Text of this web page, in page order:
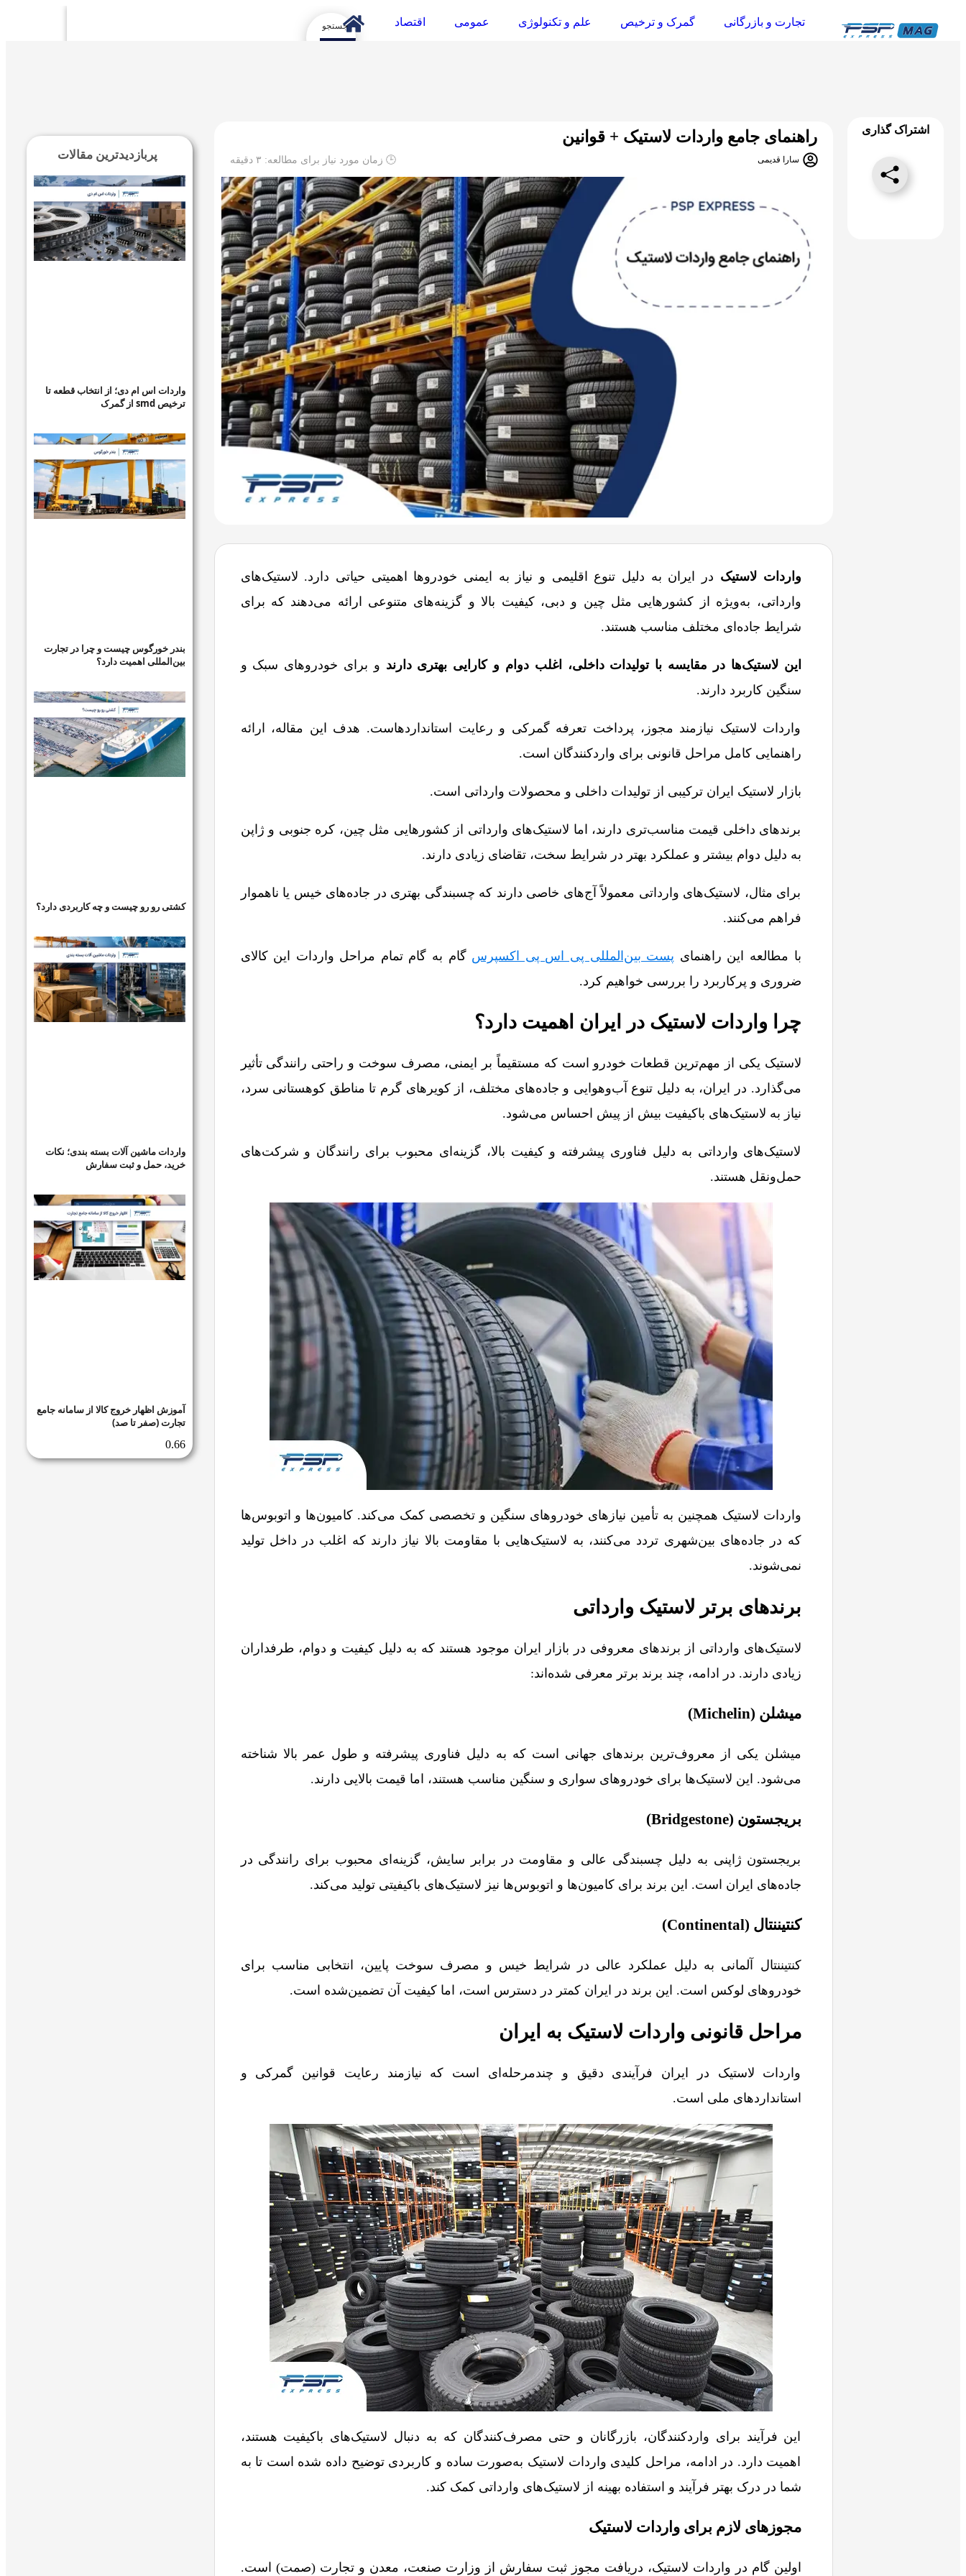
تجارت و بازرگانی گمرک و ترخیص علم و تکنولوژی عمومی اقتصاد
اشتراک گذاری راهنمای جامع واردات لاستیک + قوانین
سارا قدیمی 🕒 زمان مورد نیاز برای مطالعه: ۳ دقیقه
واردات لاستیک در ایران به دلیل تنوع اقلیمی و نیاز به ایمنی خودروها اهمیتی حیاتی دارد. لاستیک‌های
وارداتی، به‌ویژه از کشورهایی مثل چین و دبی، کیفیت بالا و گزینه‌های متنوعی ارائه می‌دهند که برای
شرایط جاده‌ای مختلف مناسب هستند.
این لاستیک‌ها در مقایسه با تولیدات داخلی، اغلب دوام و کارایی بهتری دارند و برای خودروهای سبک و
سنگین کاربرد دارند.
واردات لاستیک نیازمند مجوز، پرداخت تعرفه گمرکی و رعایت استانداردهاست. هدف این مقاله، ارائه
راهنمایی کامل مراحل قانونی برای واردکنندگان است.
بازار لاستیک ایران ترکیبی از تولیدات داخلی و محصولات وارداتی است.
برندهای داخلی قیمت مناسب‌تری دارند، اما لاستیک‌های وارداتی از کشورهایی مثل چین، کره جنوبی و ژاپن
به دلیل دوام بیشتر و عملکرد بهتر در شرایط سخت، تقاضای زیادی دارند.
برای مثال، لاستیک‌های وارداتی معمولاً آج‌های خاصی دارند که چسبندگی بهتری در جاده‌های خیس یا ناهموار
فراهم می‌کنند.
با مطالعه این راهنمای پست بین‌المللی پی اس پی اکسپرس گام به گام تمام مراحل واردات این کالای
ضروری و پرکاربرد را بررسی خواهیم کرد.
چرا واردات لاستیک در ایران اهمیت دارد؟
لاستیک یکی از مهم‌ترین قطعات خودرو است که مستقیماً بر ایمنی، مصرف سوخت و راحتی رانندگی تأثیر
می‌گذارد. در ایران، به دلیل تنوع آب‌وهوایی و جاده‌های مختلف، از کویرهای گرم تا مناطق کوهستانی سرد،
نیاز به لاستیک‌های باکیفیت بیش از پیش احساس می‌شود.
لاستیک‌های وارداتی به دلیل فناوری پیشرفته و کیفیت بالا، گزینه‌ای محبوب برای رانندگان و شرکت‌های
حمل‌ونقل هستند.
واردات لاستیک همچنین به تأمین نیازهای خودروهای سنگین و تخصصی کمک می‌کند. کامیون‌ها و اتوبوس‌ها
که در جاده‌های بین‌شهری تردد می‌کنند، به لاستیک‌هایی با مقاومت بالا نیاز دارند که اغلب در داخل تولید
نمی‌شوند.
برندهای برتر لاستیک وارداتی
لاستیک‌های وارداتی از برندهای معروفی در بازار ایران موجود هستند که به دلیل کیفیت و دوام، طرفداران
زیادی دارند. در ادامه، چند برند برتر معرفی شده‌اند:
میشلن (Michelin)
میشلن یکی از معروف‌ترین برندهای جهانی است که به دلیل فناوری پیشرفته و طول عمر بالا شناخته
می‌شود. این لاستیک‌ها برای خودروهای سواری و سنگین مناسب هستند، اما قیمت بالایی دارند.
بریجستون (Bridgestone)
بریجستون ژاپنی به دلیل چسبندگی عالی و مقاومت در برابر سایش، گزینه‌ای محبوب برای رانندگی در
جاده‌های ایران است. این برند برای کامیون‌ها و اتوبوس‌ها نیز لاستیک‌های باکیفیتی تولید می‌کند.
کنتیننتال (Continental)
کنتیننتال آلمانی به دلیل عملکرد عالی در شرایط خیس و مصرف سوخت پایین، انتخابی مناسب برای
خودروهای لوکس است. این برند در ایران کمتر در دسترس است، اما کیفیت آن تضمین‌شده است.
مراحل قانونی واردات لاستیک به ایران
واردات لاستیک در ایران فرآیندی دقیق و چندمرحله‌ای است که نیازمند رعایت قوانین گمرکی و
استانداردهای ملی است.
این فرآیند برای واردکنندگان، بازرگانان و حتی مصرف‌کنندگان که به دنبال لاستیک‌های باکیفیت هستند،
اهمیت دارد. در ادامه، مراحل کلیدی واردات لاستیک به‌صورت ساده و کاربردی توضیح داده شده است تا به
شما در درک بهتر فرآیند و استفاده بهینه از لاستیک‌های وارداتی کمک کند.
مجوزهای لازم برای واردات لاستیک
اولین گام در واردات لاستیک، دریافت مجوز ثبت سفارش از وزارت صنعت، معدن و تجارت (صمت) است.
پربازدیدترین مقالات
واردات اس ام دی؛ از انتخاب قطعه تا
ترخیص smd از گمرک
بندر خورگوس چیست و چرا در تجارت
بین‌المللی اهمیت دارد؟
کشتی رو رو چیست و چه کاربردی دارد؟
واردات ماشین آلات بسته بندی؛ نکات
خرید، حمل و ثبت سفارش
آموزش اظهار خروج کالا از سامانه جامع
تجارت (صفر تا صد)